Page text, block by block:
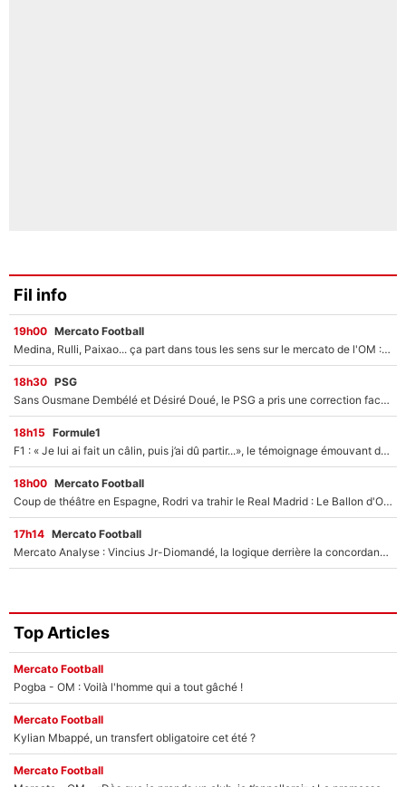
Fil info
19h00 Mercato Football
Medina, Rulli, Paixao... ça part dans tous les sens sur le mercato de l'OM : Frank McCourt va enfin récupérer l'argent qu'il attend ?
18h30 PSG
Sans Ousmane Dembélé et Désiré Doué, le PSG a pris une correction face à Majorque : Luis Enrique attend avec impatience des renforts !
18h15 Formule1
F1 : « Je lui ai fait un câlin, puis j’ai dû partir...», le témoignage émouvant de Max Verstappen sur sa fille
18h00 Mercato Football
Coup de théâtre en Espagne, Rodri va trahir le Real Madrid : Le Ballon d'Or a choisi de signer au FC Barcelone !
17h14 Mercato Football
Mercato Analyse : Vincius Jr-Diomandé, la logique derrière la concordance des temps
Top Articles
Mercato Football
Pogba - OM : Voilà l'homme qui a tout gâché !
Mercato Football
Kylian Mbappé, un transfert obligatoire cet été ?
Mercato Football